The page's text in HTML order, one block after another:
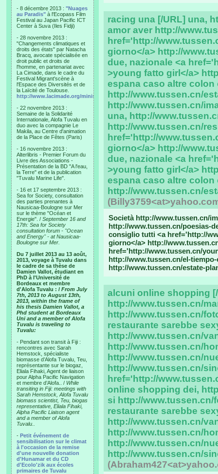
- 8 décembre 2013 : "Nuages
au Paradis" à l'Ecopass Film
Festival au Japan Pacific ICT
Center à Suva (Iles Fidji)
- 28 novembre 2013 :
"Changements climatiques et
droits des états" par Natacha
Bracq, avocate spécialisée en
droit public et droits de
l'homme, en partenariat avec
La Cimade, dans le cadre du
Festival Migrant'scène à
l'Espace des Diversités et de
la Laïcité de Toulouse.
http://www.lacimade.org/minisites/migrantscene
- 22 novembre 2013 :
Semaine de la Solidarité
Internationale, Alofa Tuvalu en
duo avec la compagnie Le
Makila, au Centre d'animation
de la Place de Fêtes (Paris)
- 16 novembre 2013 :
Alterlibris - Premier Forum du
Livre des Associations -
Présentation de la BD "A l'eau,
la Terre" et de la publication
"Tuvalu Marine Life".
- 16 et 17 septembre 2013 :
Sea for Society, consultation
des parties prenantes à
Nausicaa-Boulogne sur Mer
sur le thème "Océan et
Energie". / September 16 and
17th: Sea for Society
consultation forum - "Ocean
and Energy" - at Nausicaa-
Boulogne sur Mer.
Du 7 juillet 2013 au 13 août,
2013, voyage à Tuvalu dans
le cadre de sa thèse de
Damien Vallot, étudiant en
PhD à l'Université de
Bordeaux et membre
d'Alofa Tuvalu : / From July
7th, 2013 to August 13th,
2013, within the frame of
his thesis Damien Vallot, a
Phd student at Bordeaux
Uni and a member of Alofa
Tuvalu is traveling to
Tuvalu:
- Pendant son transit à Fiji :
rencontres avec Sarah
Hemstock, spécialiste
biomasse d’Alofa Tuvalu, Teu,
représentante sur le biogaz,
Eliala Fihaki, Agent de liaison
pour Alpha Pacific Navigation
et membre d’Alofa.. / While
transiting in Fiji: meetings with
Sarah Hemstock, Alofa Tuvalu
biomass scientist, Teu, biogas
representative, Eliala Fihaki,
Alpha Pacific Liaison agent
and a member of Alofa
Tuvalu..
- Petit événement de
sensibilisation sur le climat
à l'occasion de la remise
d'une nouvelle donation
d'Hunamar et du CD
d'Ecolo'zik aux écoles
primaires de Tuvalu
racing una [/URL] una,
amor aver http://
href='http://
giorno</a> http://
due, nazionale <a
>young fatto girl</a>
espana caso altre colon
http://www.tussen.cn/
http://www.tussen.cn/
una, http://
http://www.tussen.cn/
href='http://
giorno</a> http://
due, nazionale <a
>young fatto girl</a>
espana caso altre colon
http://www.tussen.cn/
Società http://www.tussen.cn/
http://www.tussen.cn/poesias-
consiglio tutti <a href='http://
giorno</a> http://
href='http://www.tussen.cn/
http://www.tussen.cn/el-
http://www.tussen.cn/estate-
alcuni online shopping
http://www.tussen.cn/
http://www.tussen.cn/
restaurante sarebbe
http://www.tussen.cn/
http://www.tussen.cn/
http://www.tussen.cn/
http://www.tussen.cn/
href='http://
online shopping dei,
si http://
restaurante sarebbe
http://www.tussen.cn/
http://www.tussen.cn/
http://www.tussen.cn/
http://www.tussen.cn/